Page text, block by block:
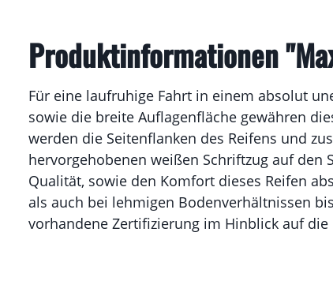
Produktinformationen
Für eine laufruhige Fahrt in einem absolut
sowie die breite Auflagenfläche gewähren
werden die Seitenflanken des Reifens und
hervorgehobenen weißen Schriftzug auf den
Qualität, sowie den Komfort dieses Reifen
als auch bei lehmigen Bodenverhältnissen
vorhandene Zertifizierung im Hinblick auf